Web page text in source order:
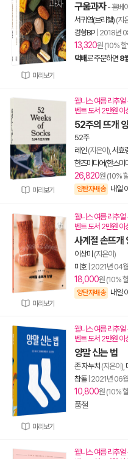
미리보기
구움과자- 홈베
서귀영(브리첼) (지
경향BP 2018년
13,320원 (10%
택배로 주문하면 8
미리보기
웰니스 여름 리추얼
벤트 도서 2만원 이
52주의 뜨개
52주
레인 (지은이), 서효
한즈미디어(한스미
26,820원 (10%
양탄자배송 내일
미리보기
웰니스 여름 리추얼
벤트 도서 2만원 이
사계절 손뜨개
이상미 (지은이)
미호| 2021년 04월
18,000원 (10%
양탄자배송 내일
미리보기
웰니스 여름 리추얼
벤트 도서 2만원 이
양말 신는 법
존 자누치 (지은이),
참돌| 2021년 06월
10,800원 (10%
품절
웰니스 여름 리추얼